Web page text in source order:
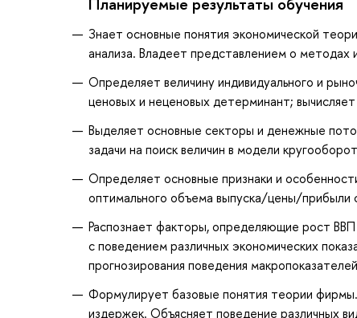
Знает основные понятия экономической
анализа. Владеет представлением о методах
Определяет величину индивидуального и
ценовых и неценовых детерминант;
Выделяет основные секторы и денежные
задачи на поиск величин в модели
Определяет основные признаки и
оптимального объема выпуска/цены/
Распознает факторы, определяющие рост ВВП
с поведением различных экономических
прогнозирования поведения
Формулирует базовые понятия теории
издержек. Объясняет поведение различных